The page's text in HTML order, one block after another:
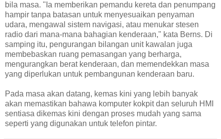
bila masa. "Ia memberikan pemandu kereta dan penumpang
hampir tanpa batasan untuk menyesuaikan penyaman
udara, mengawal sistem navigasi, atau menukar stesen
radio dari mana-mana bahagian kenderaan," kata Berns. Di
samping itu, pengurangan bilangan unit kawalan juga
membebaskan ruang pemasangan yang berharga,
mengurangkan berat kenderaan, dan memendekkan masa
yang diperlukan untuk pembangunan kenderaan baru.
Pada masa akan datang, kemas kini yang lebih banyak
akan memastikan bahawa komputer kokpit dan seluruh HMI
sentiasa dikemas kini dengan proses mudah yang sama
seperti yang digunakan untuk telefon pintar.